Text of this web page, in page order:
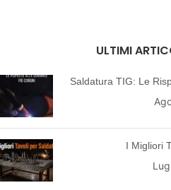
ULTIMI
Saldatura TIG: Le
I Migliori